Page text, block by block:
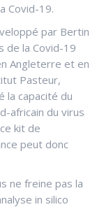
Covid-19.
par Bertin
de la Covid-19
Angleterre et en
Pasteur,
la capacité du
africain du virus
kit de
peut donc
ne freine pas la
in silico